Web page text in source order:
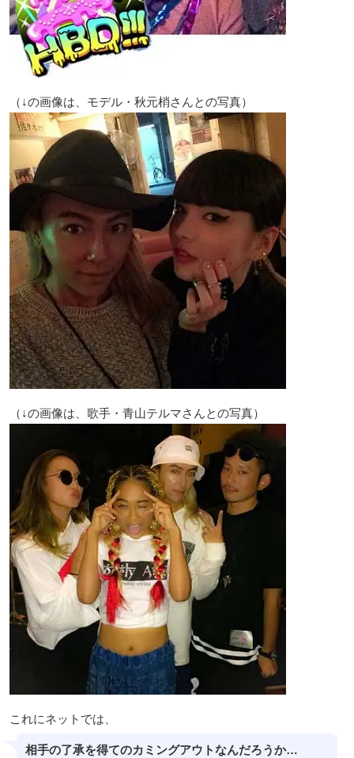
（↓の画像は、モデル・秋元梢さんとの写真）
（↓の画像は、歌手・青山テルマさんとの写真）
これにネットでは、
相手の了承を得てのカミングアウトなんだろうか…